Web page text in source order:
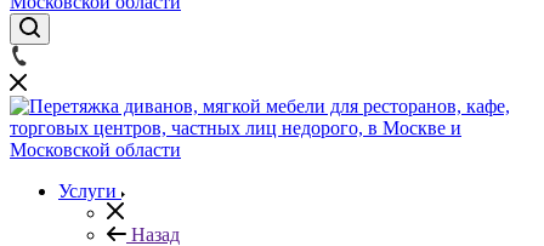
Услуги
Назад